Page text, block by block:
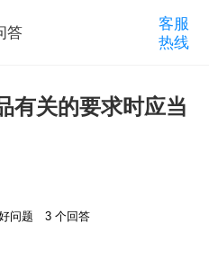
答
客服
热线
有关的要求时应当
问题 3 个回答